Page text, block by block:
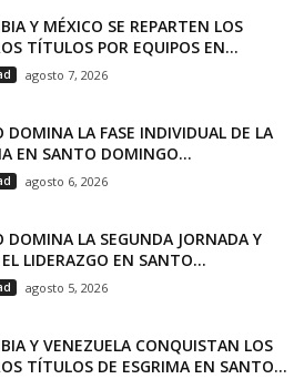
Y MÉXICO SE REPARTEN LOS
TÍTULOS POR EQUIPOS EN...
agosto 7, 2026
DOMINA LA FASE INDIVIDUAL DE LA
EN SANTO DOMINGO...
agosto 6, 2026
DOMINA LA SEGUNDA JORNADA Y
LIDERAZGO EN SANTO...
agosto 5, 2026
Y VENEZUELA CONQUISTAN LOS
TÍTULOS DE ESGRIMA EN SANTO...